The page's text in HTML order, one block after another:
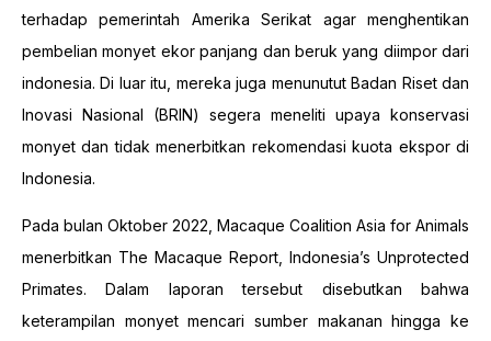
terhadap pemerintah Amerika Serikat agar menghentikan
pembelian monyet ekor panjang dan beruk yang diimpor dari
indonesia. Di luar itu, mereka juga menunutut Badan Riset dan
Inovasi Nasional (BRIN) segera meneliti upaya konservasi
monyet dan tidak menerbitkan rekomendasi kuota ekspor di
Indonesia.
Pada bulan Oktober 2022, Macaque Coalition Asia for Animals
menerbitkan The Macaque Report, Indonesia’s Unprotected
Primates. Dalam laporan tersebut disebutkan bahwa
keterampilan monyet mencari sumber makanan hingga ke